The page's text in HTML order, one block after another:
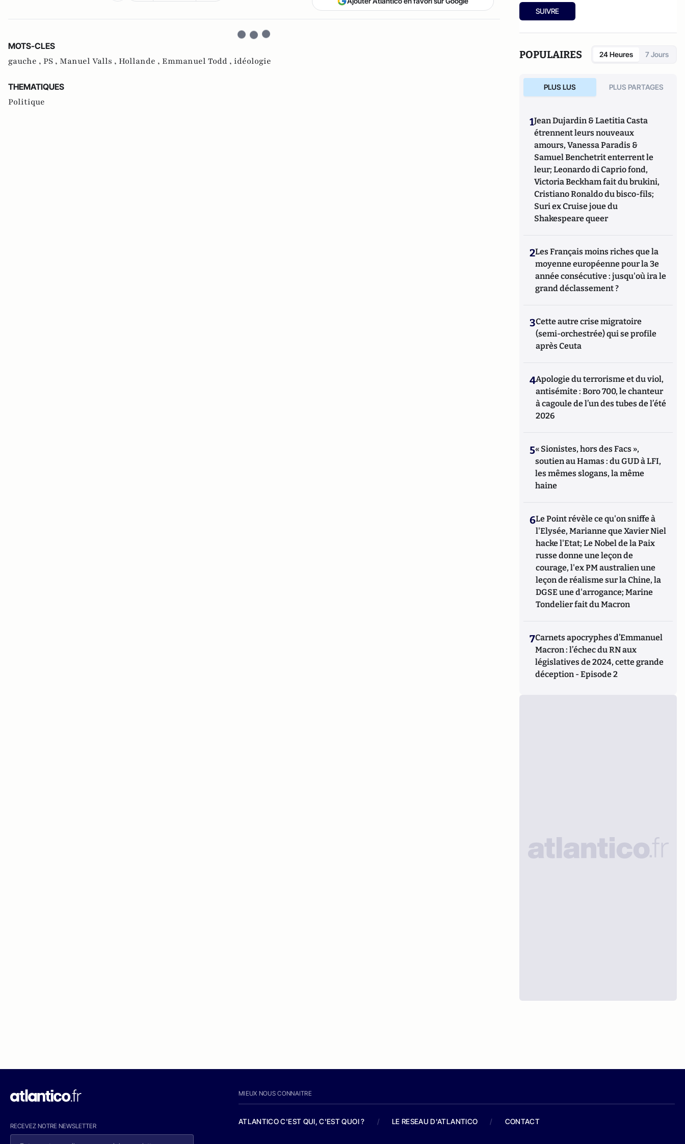
MOTS-CLES
gauche , PS , Manuel Valls , Hollande , Emmanuel Todd , idéologie
THEMATIQUES
Politique
SUIVRE
POPULAIRES 24 Heures 7 Jours
PLUS LUS PLUS PARTAGES
1Jean Dujardin & Laetitia Casta
étrennent leurs nouveaux
amours, Vanessa Paradis &
Samuel Benchetrit enterrent le
leur; Leonardo di Caprio fond,
Victoria Beckham fait du brukini,
Cristiano Ronaldo du bisco-fils;
Suri ex Cruise joue du
Shakespeare queer
2Les Français moins riches que la
moyenne européenne pour la 3e
année consécutive : jusqu'où ira le
grand déclassement ?
3Cette autre crise migratoire
(semi-orchestrée) qui se profile
après Ceuta
4Apologie du terrorisme et du viol,
antisémite : Boro 700, le chanteur
à cagoule de l’un des tubes de l’été
2026
5« Sionistes, hors des Facs »,
soutien au Hamas : du GUD à LFI,
les mêmes slogans, la même
haine
6Le Point révèle ce qu'on sniffe à
l'Elysée, Marianne que Xavier Niel
hacke l'Etat; Le Nobel de la Paix
russe donne une leçon de
courage, l'ex PM australien une
leçon de réalisme sur la Chine, la
DGSE une d'arrogance; Marine
Tondelier fait du Macron
7Carnets apocryphes d’Emmanuel
Macron : l’échec du RN aux
législatives de 2024, cette grande
déception - Episode 2
RECEVEZ NOTRE NEWSLETTER
MIEUX NOUS CONNAITRE
ATLANTICO C'EST QUI, C'EST QUOI ? / LE RESEAU D'ATLANTICO / CONTACT